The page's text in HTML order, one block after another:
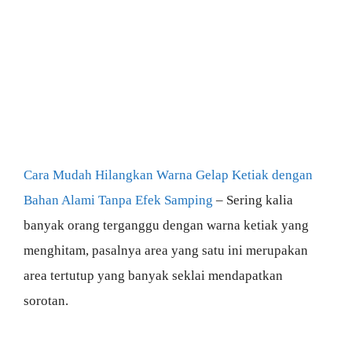
Cara Mudah Hilangkan Warna Gelap Ketiak dengan
Bahan Alami Tanpa Efek Samping – Sering kalia
banyak orang terganggu dengan warna ketiak yang
menghitam, pasalnya area yang satu ini merupakan
area tertutup yang banyak seklai mendapatkan
sorotan.